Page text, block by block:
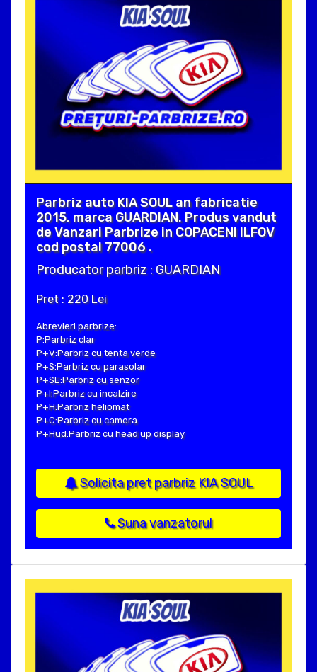
Parbriz auto KIA SOUL an fabricatie
2015, marca GUARDIAN. Produs vandut
de Vanzari Parbrize in COPACENI ILFOV
cod postal 77006 .
Producator parbriz : GUARDIAN
Pret : 220 Lei
Abrevieri parbrize:
P:Parbriz clar
P+V:Parbriz cu tenta verde
P+S:Parbriz cu parasolar
P+SE:Parbriz cu senzor
P+I:Parbriz cu incalzire
P+H:Parbriz heliomat
P+C:Parbriz cu camera
P+Hud:Parbriz cu head up display
Solicita pret parbriz KIA SOUL
Suna vanzatorul